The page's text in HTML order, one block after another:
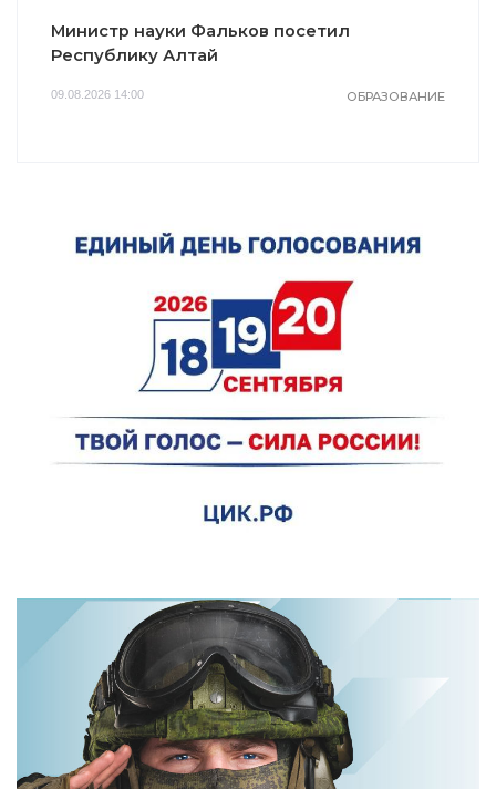
Министр науки Фальков посетил
Республику Алтай
09.08.2026 14:00 ОБРАЗОВАНИЕ